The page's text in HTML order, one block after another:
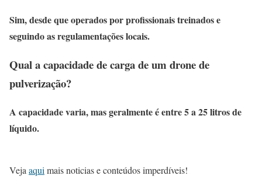
Sim, desde que operados por profissionais treinados e
seguindo as regulamentações locais.
Qual a capacidade de carga de um drone de
pulverização?
A capacidade varia, mas geralmente é entre 5 a 25 litros de
líquido.
Veja aqui mais noticias e conteúdos imperdíveis!